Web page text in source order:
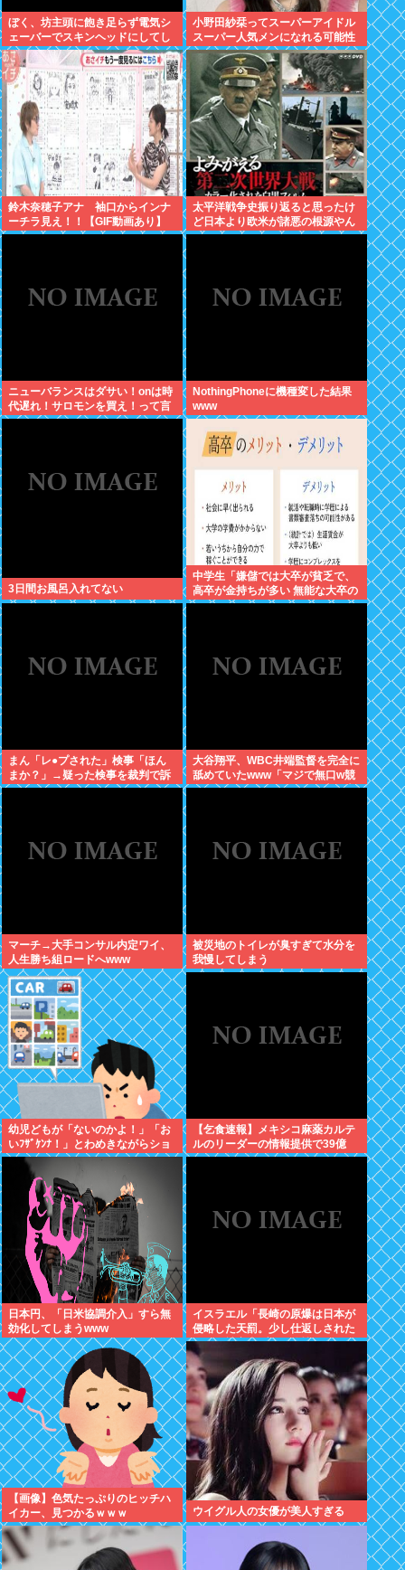
ぼく、坊主頭に飽き足らず電気シ
ェーバーでスキンヘッドにしてし
まう
小野田紗栞ってスーパーアイドル
スーパー人気メンになれる可能性
あったよな？
鈴木奈穂子アナ 袖口からインナ
ーチラ見え！！【GIF動画あり】
太平洋戦争史振り返ると思ったけ
ど日本より欧米が諸悪の根源やん
ニューバランスはダサい！onは時
代遅れ！サロモンを買え！って言
われたから買ったんやが
NothingPhoneに機種変した結果
www
3日間お風呂入れてない
中学生「嫌儲では大卒が貧乏で、
高卒が金持ちが多い 無能な大卒の
集まりw」エックスで一万いいね
まん「レ●プされた」検事「ほん
まか？」→疑った検事を裁判で訴
える
大谷翔平、WBC井端監督を完全に
舐めていたwww「マジで無口w競
馬の話しかしないわ」と日本代表
マーチ→大手コンサル内定ワイ、
人生勝ち組ロードへwww
被災地のトイレが臭すぎて水分を
我慢してしまう
幼児どもが「ないのかよ！」「お
いﾌｻﾞｹﾝﾅ！」とわめきながらショ
ーケースをドンドン叩いたり、エ
ルボーしたりしだした
【乞食速報】メキシコ麻薬カルテ
ルのリーダーの情報提供で39億
円！お前ら急げ！
日本円、「日米協調介入」すら無
効化してしまうwww
イスラエル「長崎の原爆は日本が
侵略した天罰。少し仕返しされた
だけで被害者ヅラ。追悼されるべ
きは侵略された中国や韓国の人々
だよ
【画像】色気たっぷりのヒッチハ
イカー、見つかるｗｗｗ
ウイグル人の女優が美人すぎる